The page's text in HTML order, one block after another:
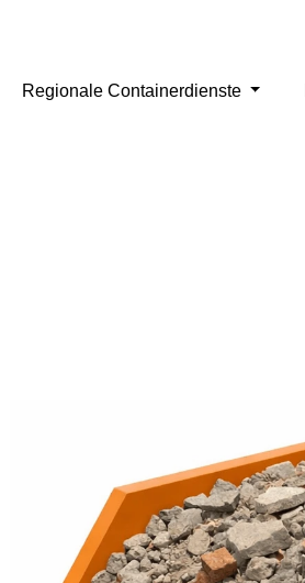
Regionale Containerdienste